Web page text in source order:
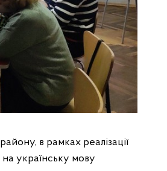
в рамках реалізації
українську мову